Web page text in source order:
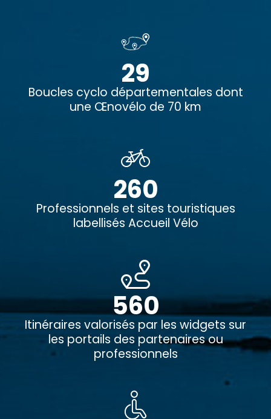
29
Boucles cyclo départementales dont
une Œnovélo de 70 km
260
Professionnels et sites touristiques
labellisés Accueil Vélo
560
Itinéraires valorisés par les widgets sur
les portails des partenaires ou
professionnels